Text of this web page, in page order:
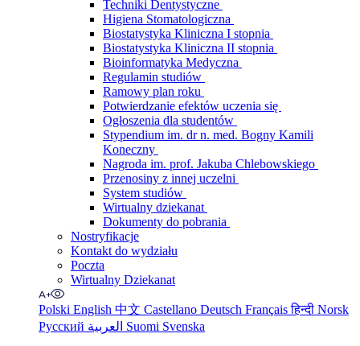
Techniki Dentystyczne
Higiena Stomatologiczna
Biostatystyka Kliniczna I stopnia
Biostatystyka Kliniczna II stopnia
Bioinformatyka Medyczna
Regulamin studiów
Ramowy plan roku
Potwierdzanie efektów uczenia się
Ogłoszenia dla studentów
Stypendium im. dr n. med. Bogny Kamili
Koneczny
Nagroda im. prof. Jakuba Chlebowskiego
Przenosiny z innej uczelni
System studiów
Wirtualny dziekanat
Dokumenty do pobrania
Nostryfikacje
Kontakt do wydziału
Poczta
Wirtualny Dziekanat
Polski English 中文 Castellano Deutsch Françaisहिन्दी Norsk
Русский
Suomi Svenska